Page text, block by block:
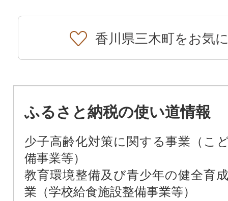
香川県三木町をお気
ふるさと納税の使い道情報
少子高齢化対策に関する事業（こ
備事業等）
教育環境整備及び青少年の健全育
業（学校給食施設整備事業等）